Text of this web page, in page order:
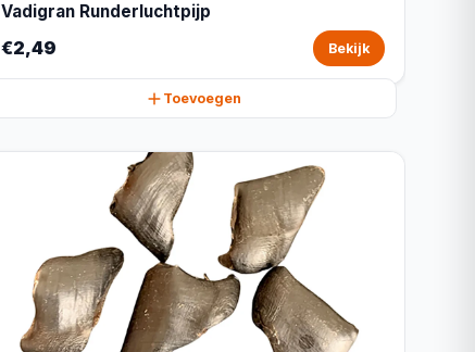
Vadigran Runderluchtpijp
€2,49 Bekijk
Toevoegen